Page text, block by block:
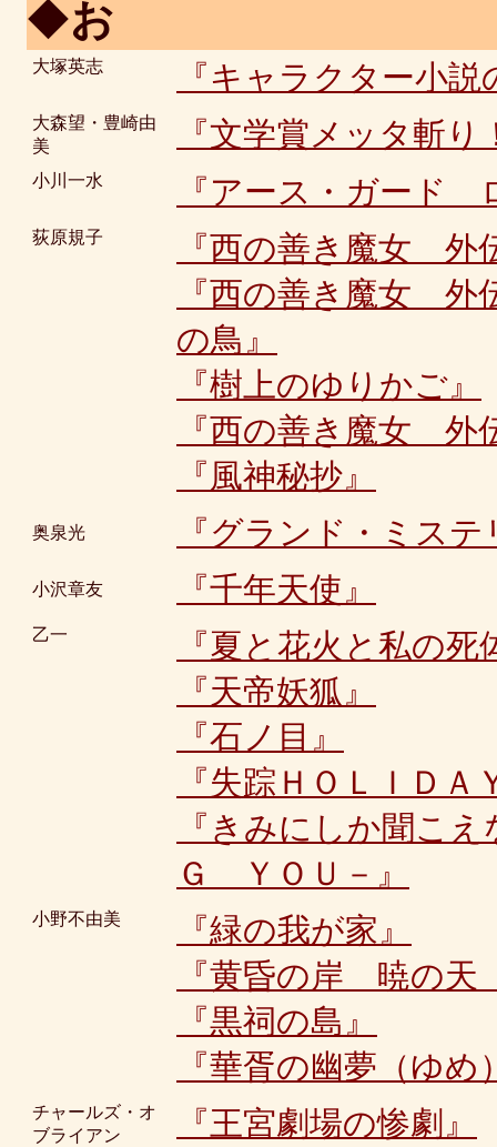
◆お
大塚英志 『キャラクター小
大森望・豊崎由
美
『文学賞メッタ斬り
小川一水 『アース・ガード
荻原規子
『西の善き魔女
『西の善き魔女
の鳥』
『樹上のゆりかご』
『西の善き魔女
『風神秘抄』
奥泉光 『グランド・ミステ
小沢章友 『千年天使』
乙一
『夏と花火と私の死
『天帝妖狐』
『石ノ目』
『失踪ＨＯＬＩＤＡ
『きみにしか聞こ
Ｇ ＹＯＵ－』
小野不由美
『緑の我が家』
『黄昏の岸 暁の
『黒祠の島』
『華胥の幽夢（ゆ
チャールズ・オ
ブライアン
『王宮劇場の惨劇』